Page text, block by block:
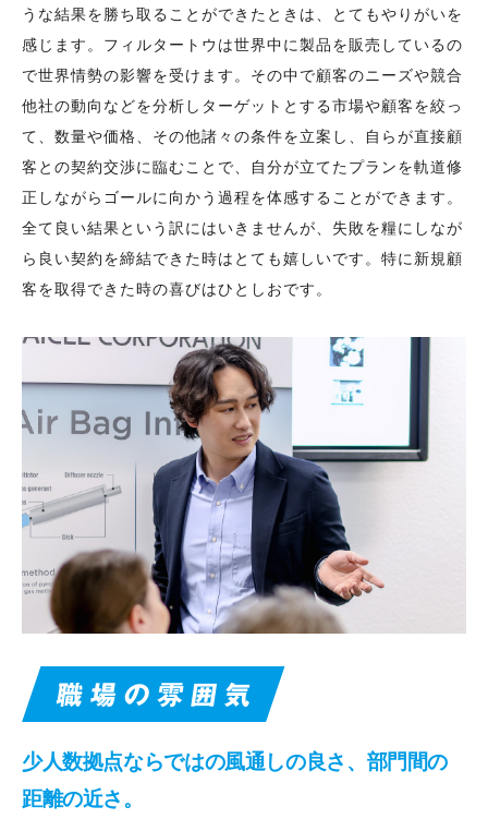
うな結果を勝ち取ることができたときは、とてもやりがいを
感じます。フィルタートウは世界中に製品を販売しているの
で世界情勢の影響を受けます。その中で顧客のニーズや競合
他社の動向などを分析しターゲットとする市場や顧客を絞っ
て、数量や価格、その他諸々の条件を立案し、自らが直接顧
客との契約交渉に臨むことで、自分が立てたプランを軌道修
正しながらゴールに向かう過程を体感することができます。
全て良い結果という訳にはいきませんが、失敗を糧にしなが
ら良い契約を締結できた時はとても嬉しいです。特に新規顧
客を取得できた時の喜びはひとしおです。
少人数拠点ならではの風通しの良さ、部門間の
距離の近さ。